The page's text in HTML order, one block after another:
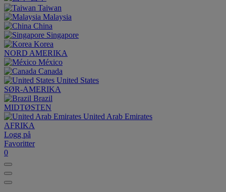
Taiwan
Malaysia
China
Singapore
Korea
NORD AMERIKA
México
Canada
United States
SØR-AMERIKA
Brazil
MIDTØSTEN
United Arab Emirates
AFRIKA
Logg på
Favoritter
0